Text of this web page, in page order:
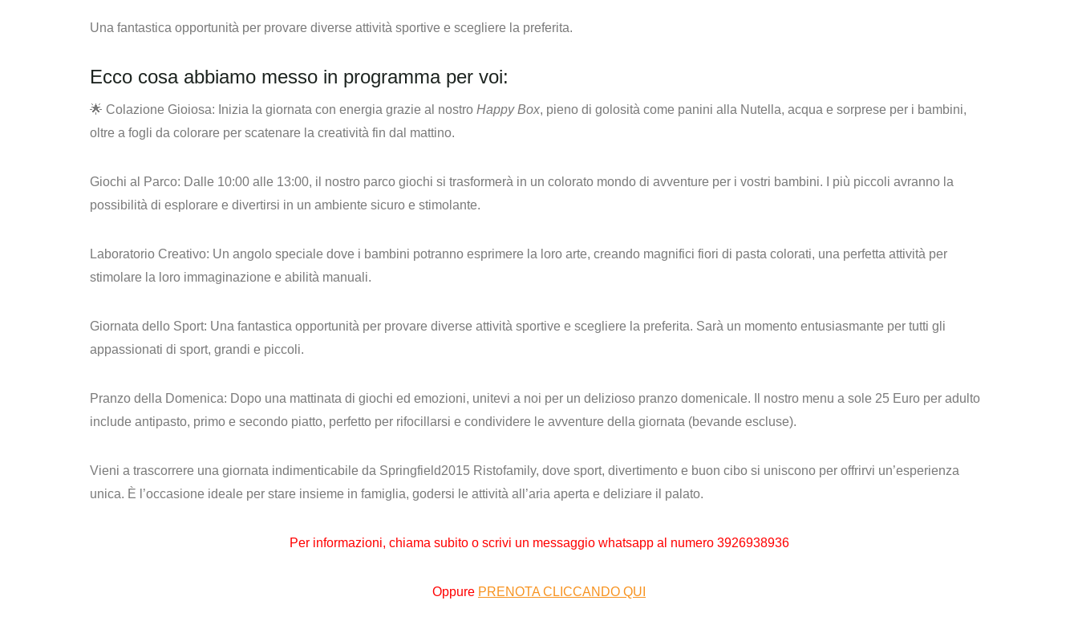
Una fantastica opportunità per provare diverse attività sportive e scegliere la preferita.
Ecco cosa abbiamo messo in programma per voi:
🌟 Colazione Gioiosa: Inizia la giornata con energia grazie al nostro Happy Box, pieno di golosità come panini alla Nutella, acqua e sorprese per i bambini,
oltre a fogli da colorare per scatenare la creatività fin dal mattino.
Giochi al Parco: Dalle 10:00 alle 13:00, il nostro parco giochi si trasformerà in un colorato mondo di avventure per i vostri bambini. I più piccoli avranno la
possibilità di esplorare e divertirsi in un ambiente sicuro e stimolante.
Laboratorio Creativo: Un angolo speciale dove i bambini potranno esprimere la loro arte, creando magnifici fiori di pasta colorati, una perfetta attività per
stimolare la loro immaginazione e abilità manuali.
Giornata dello Sport: Una fantastica opportunità per provare diverse attività sportive e scegliere la preferita. Sarà un momento entusiasmante per tutti gli
appassionati di sport, grandi e piccoli.
Pranzo della Domenica: Dopo una mattinata di giochi ed emozioni, unitevi a noi per un delizioso pranzo domenicale. Il nostro menu a sole 25 Euro per adulto
include antipasto, primo e secondo piatto, perfetto per rifocillarsi e condividere le avventure della giornata (bevande escluse).
Vieni a trascorrere una giornata indimenticabile da Springfield2015 Ristofamily, dove sport, divertimento e buon cibo si uniscono per offrirvi un’esperienza
unica. È l’occasione ideale per stare insieme in famiglia, godersi le attività all’aria aperta e deliziare il palato.
Per informazioni, chiama subito o scrivi un messaggio whatsapp al numero 3926938936
Oppure PRENOTA CLICCANDO QUI